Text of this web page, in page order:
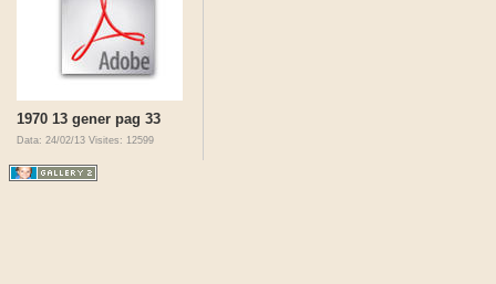
1970 13 gener pag 33
Data: 24/02/13 Visites: 12599